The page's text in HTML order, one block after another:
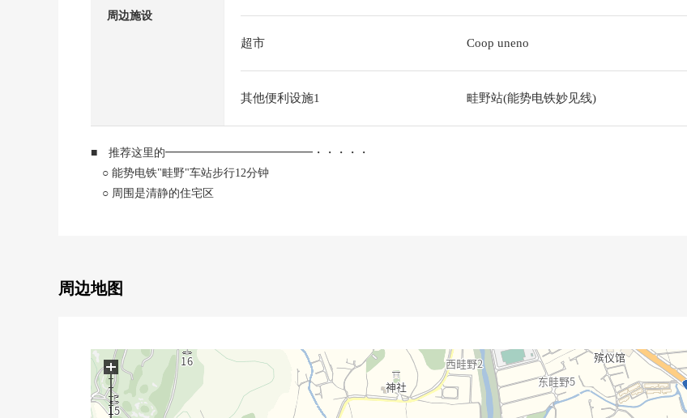
周边施设
超市 Coop uneno
其他便利设施1 畦野站(能势电铁妙见线)
■ 推荐这里的━━━━━━━━━━━━━・・・・・
○ 能势电铁"畦野"车站步行12分钟
○ 周围是清静的住宅区
周边地图
+